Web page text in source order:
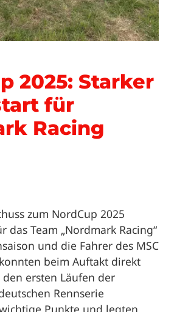
2025: Starker
für
Racing
zum NordCup 2025
das Team „Nordmark Racing“
und die Fahrer des MSC
beim Auftakt direkt
ersten Läufen der
Rennserie
Punkte und legten